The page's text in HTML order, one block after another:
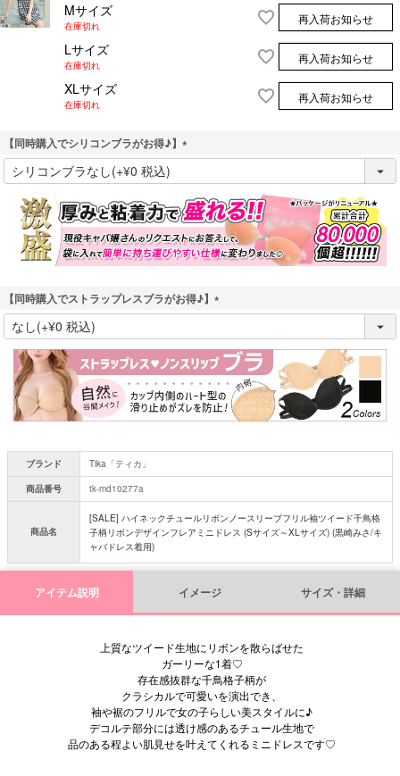
Mサイズ
在庫切れ
再入荷お知らせ
Lサイズ
在庫切れ
再入荷お知らせ
XLサイズ
在庫切れ
再入荷お知らせ
【同時購入でシリコンブラがお得♪】
(
必
須
)
【同時購入でストラップレスブラがお得♪】
(
必
須
)
ブランド
Tika「ティカ」
商品番号
tk-md10277a
商品名
[SALE] ハイネックチュールリボンノースリーブフリル袖ツイード千鳥格
子柄リボンデザインフレアミニドレス (Sサイズ～XLサイズ) (黒崎みさ/キ
ャバドレス着用)
アイテム説明 イメージ サイズ・詳細
上質なツイード生地にリボンを散らばせた
ガーリーな1着♡
存在感抜群な千鳥格子柄が
クラシカルで可愛いを演出でき、
袖や裾のフリルで女の子らしい美スタイルに♪
デコルテ部分には透け感のあるチュール生地で
品のある程よい肌見せを叶えてくれるミニドレスです♡